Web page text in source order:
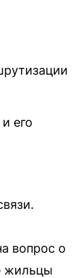
его
вопрос о
жильцы